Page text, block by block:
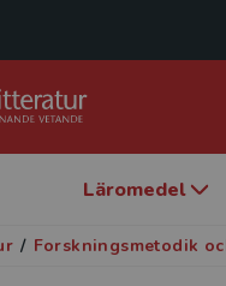
Läromedel
/ Forskningsmetodik